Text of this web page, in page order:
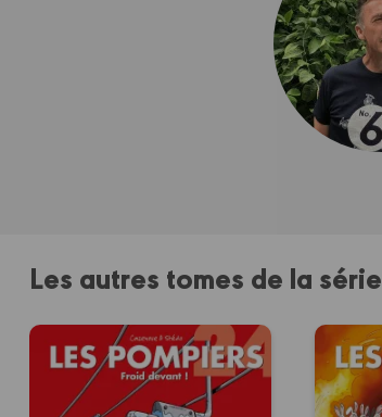
Les autres tomes de la série